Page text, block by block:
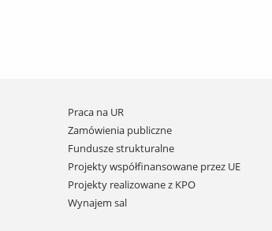
Praca na UR
Zamówienia publiczne
Fundusze strukturalne
Projekty współfinansowane przez UE
Projekty realizowane z KPO
Wynajem sal